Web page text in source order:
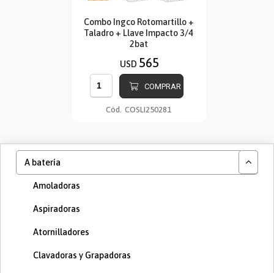
Combo Ingco Rotomartillo +
Taladro + Llave Impacto 3/4
2bat
USD 565
COMPRAR
Cód. COSLI250281
A batería
Amoladoras
Aspiradoras
Atornilladores
Clavadoras y Grapadoras